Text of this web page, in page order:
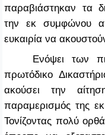
παραβιάστηκαν τα
την εκ συμφώνου
ευκαιρία να
Ενόψει των
πρωτόδικο
ακούσει την
παραμερισμός της
Τονίζοντας πολύ